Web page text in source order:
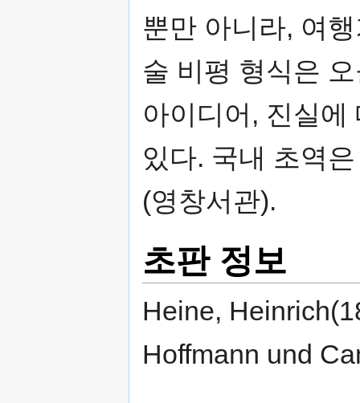
뿐만 아니라, 여
술 비평 형식은
아이디어, 진실에
있다. 국내 초역
(영창서관).
초판 정보
Heine,
Hoffmann und